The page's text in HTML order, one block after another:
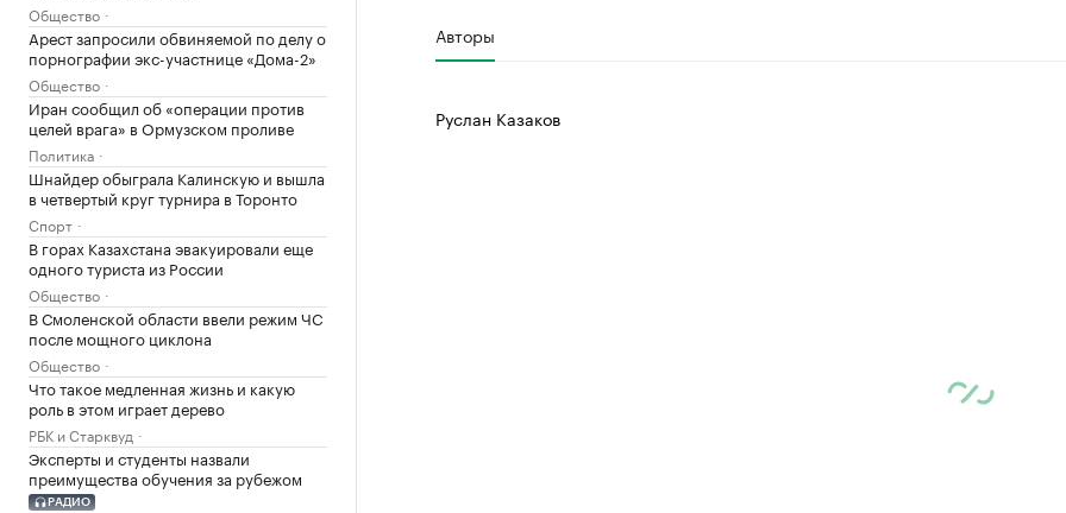
Общество
Арест запросили обвиняемой по делу о
порнографии экс-участнице «Дома-2»
Общество
Иран сообщил об «операции против
целей врага» в Ормузском проливе
Политика
Шнайдер обыграла Калинскую и вышла
в четвертый круг турнира в Торонто
Спорт
В горах Казахстана эвакуировали еще
одного туриста из России
Общество
В Смоленской области ввели режим ЧС
после мощного циклона
Общество
Что такое медленная жизнь и какую
роль в этом играет дерево
РБК и Старквуд
Эксперты и студенты назвали
преимущества обучения за рубежом
РАДИО
Авторы
Руслан Казаков